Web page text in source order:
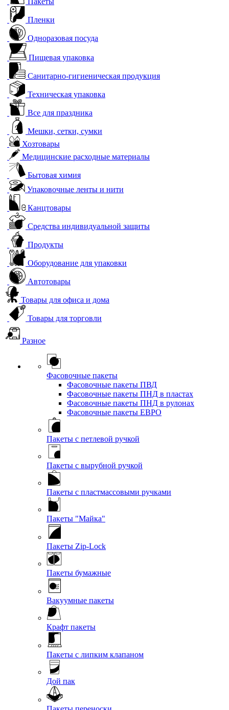
Пленки
Одноразовая посуда
Пищевая упаковка
Санитарно-гигиеническая продукция
Техническая упаковка
Все для праздника
Мешки, сетки, сумки
Хозтовары
Медицинские расходные материалы
Бытовая химия
Упаковочные ленты и нити
Канцтовары
Средства индивидуальной защиты
Продукты
Оборудование для упаковки
Автотовары
Товары для офиса и дома
Товары для торговли
Разное
Фасовочные пакеты
Фасовочные пакеты ПВД
Фасовочные пакеты ПНД в пластах
Фасовочные пакеты ПНД в рулонах
Фасовочные пакеты ЕВРО
Пакеты с петлевой ручкой
Пакеты с вырубной ручкой
Пакеты с пластмассовыми ручками
Пакеты "Майка"
Пакеты Zip-Lock
Пакеты бумажные
Вакуумные пакеты
Крафт пакеты
Пакеты с липким клапаном
Дой пак